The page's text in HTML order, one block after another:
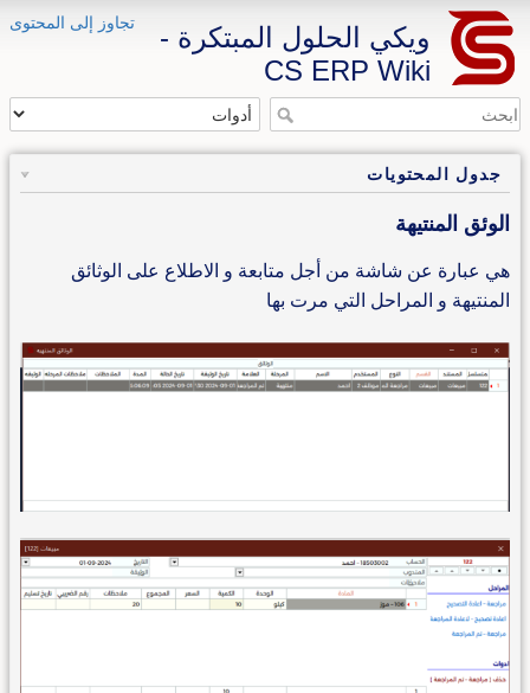
تجاوز إلى المحتوى
ويكي الحلول المبتكرة -
CS ERP Wiki
جدول المحتويات
الوئق المنتيهة
هي عبارة عن شاشة من أجل متابعة و الاطلاع على الوثائق
المنتيهة و المراحل التي مرت بها